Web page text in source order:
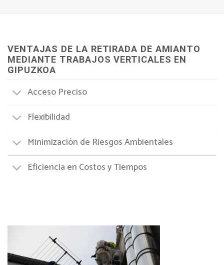
VENTAJAS DE LA RETIRADA DE AMIANTO
MEDIANTE TRABAJOS VERTICALES EN
GIPUZKOA
Acceso Preciso
Flexibilidad
Minimización de Riesgos Ambientales
Eficiencia en Costos y Tiempos